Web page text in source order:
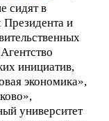
сидят в
и
инициатив,
экономика»,
университет